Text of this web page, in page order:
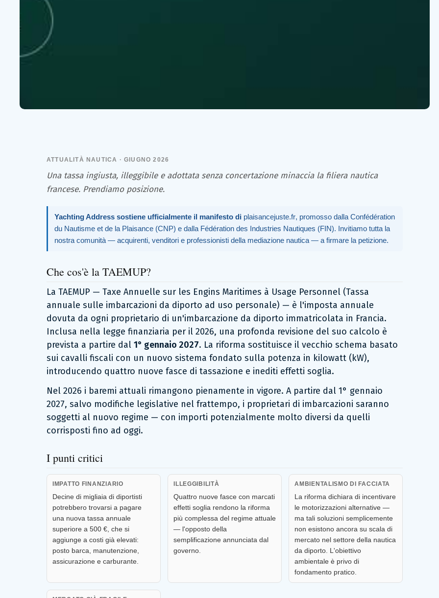
ATTUALITÀ NAUTICA · GIUGNO 2026
Una tassa ingiusta, illeggibile e adottata senza concertazione minaccia la filiera nautica
francese. Prendiamo posizione.
Yachting Address sostiene ufficialmente il manifesto di plaisancejuste.fr, promosso dalla Confédération
du Nautisme et de la Plaisance (CNP) e dalla Fédération des Industries Nautiques (FIN). Invitiamo tutta la
nostra comunità — acquirenti, venditori e professionisti della mediazione nautica — a firmare la petizione.
Che cos'è la TAEMUP?
La TAEMUP — Taxe Annuelle sur les Engins Maritimes à Usage Personnel (Tassa
annuale sulle imbarcazioni da diporto ad uso personale) — è l'imposta annuale
dovuta da ogni proprietario di un'imbarcazione da diporto immatricolata in Francia.
Inclusa nella legge finanziaria per il 2026, una profonda revisione del suo calcolo è
prevista a partire dal 1° gennaio 2027. La riforma sostituisce il vecchio schema basato
sui cavalli fiscali con un nuovo sistema fondato sulla potenza in kilowatt (kW),
introducendo quattro nuove fasce di tassazione e inediti effetti soglia.
Nel 2026 i baremi attuali rimangono pienamente in vigore. A partire dal 1° gennaio
2027, salvo modifiche legislative nel frattempo, i proprietari di imbarcazioni saranno
soggetti al nuovo regime — con importi potenzialmente molto diversi da quelli
corrisposti fino ad oggi.
I punti critici
IMPATTO FINANZIARIO
Decine di migliaia di diportisti
potrebbero trovarsi a pagare
una nuova tassa annuale
superiore a 500 €, che si
aggiunge a costi già elevati:
posto barca, manutenzione,
assicurazione e carburante.
ILLEGGIBILITÀ
Quattro nuove fasce con marcati
effetti soglia rendono la riforma
più complessa del regime attuale
— l'opposto della
semplificazione annunciata dal
governo.
AMBIENTALISMO DI FACCIATA
La riforma dichiara di incentivare
le motorizzazioni alternative —
ma tali soluzioni semplicemente
non esistono ancora su scala di
mercato nel settore della nautica
da diporto. L'obiettivo
ambientale è privo di
fondamento pratico.